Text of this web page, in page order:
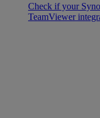
Check if your
TeamViewer